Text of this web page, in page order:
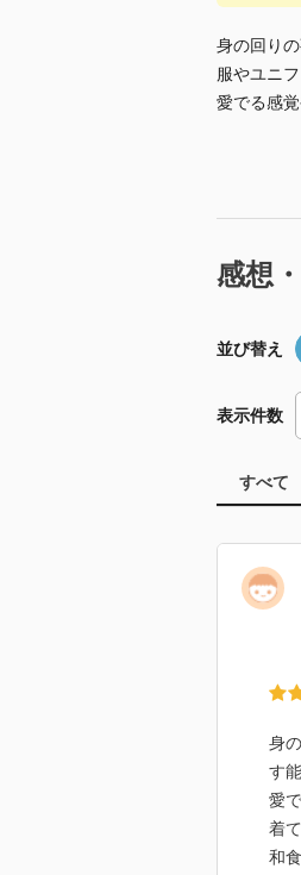
身の回り
服やユニ
愛でる感覚
感想
並び替え
表示件数
すべて
身
す
愛
着
和